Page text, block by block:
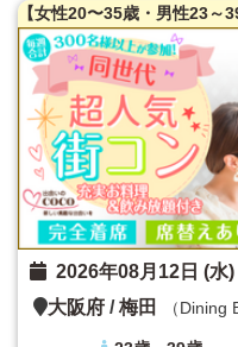
2026年08月12日 (水)
大阪府 /梅田 （Dining